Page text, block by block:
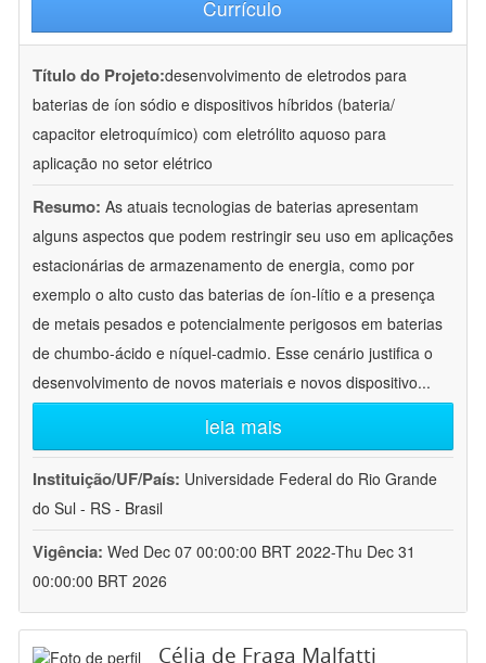
Currículo
Título do Projeto:desenvolvimento de eletrodos para
baterias de íon sódio e dispositivos híbridos (bateria/
capacitor eletroquímico) com eletrólito aquoso para
aplicação no setor elétrico
Resumo: As atuais tecnologias de baterias apresentam
alguns aspectos que podem restringir seu uso em aplicações
estacionárias de armazenamento de energia, como por
exemplo o alto custo das baterias de íon-lítio e a presença
de metais pesados e potencialmente perigosos em baterias
de chumbo-ácido e níquel-cadmio. Esse cenário justifica o
desenvolvimento de novos materiais e novos dispositivo...
leia mais
Instituição/UF/País: Universidade Federal do Rio Grande
do Sul - RS - Brasil
Vigência: Wed Dec 07 00:00:00 BRT 2022-Thu Dec 31
00:00:00 BRT 2026
Célia de Fraga Malfatti